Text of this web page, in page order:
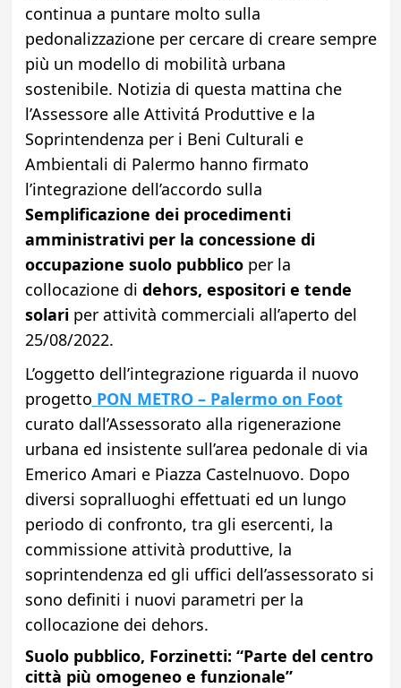
continua a puntare molto sulla
pedonalizzazione per cercare di creare sempre
più un modello di mobilità urbana
sostenibile. Notizia di questa mattina che
l’Assessore alle Attivitá Produttive e la
Soprintendenza per i Beni Culturali e
Ambientali di Palermo hanno firmato
l’integrazione dell’accordo sulla
Semplificazione dei procedimenti
amministrativi per la concessione di
occupazione suolo pubblicoper la
collocazione di dehors, espositori e tende
solariper attività commerciali all’aperto del
25/08/2022.
L’oggetto dell’integrazione riguarda il nuovo
progetto PON METRO – Palermo on Foot
curato dall’Assessorato alla rigenerazione
urbana ed insistente sull’area pedonale di via
Emerico Amari e Piazza Castelnuovo. Dopo
diversi sopralluoghi effettuati ed un lungo
periodo di confronto, tra gli esercenti, la
commissione attività produttive, la
soprintendenza ed gli uffici dell’assessorato si
sono definiti i nuovi parametri per la
collocazione dei dehors.
Suolo pubblico, Forzinetti: “Parte del centro
città più omogeneo e funzionale”